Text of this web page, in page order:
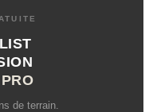
de terrain.